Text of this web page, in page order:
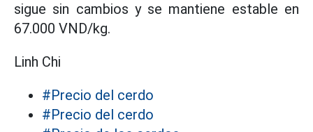
sigue sin cambios y se mantiene estable en
67.000 VND/kg.
Linh Chi
#Precio del cerdo
#Precio del cerdo